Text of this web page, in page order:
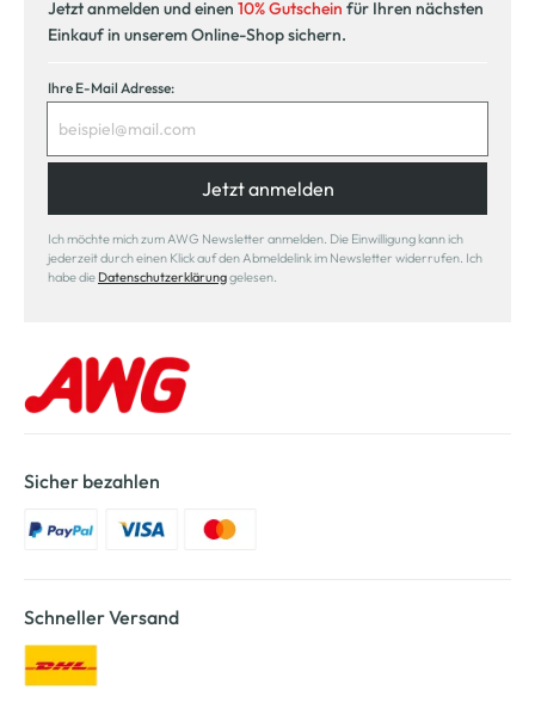
Jetzt anmelden und einen 10% Gutschein für Ihren nächsten
Einkauf in unserem Online-Shop sichern.
Ihre E-Mail Adresse:
Jetzt anmelden
Ich möchte mich zum AWG Newsletter anmelden. Die Einwilligung kann ich
jederzeit durch einen Klick auf den Abmeldelink im Newsletter widerrufen. Ich
habe die Datenschutzerklärunggelesen.
Sicher bezahlen
Schneller Versand